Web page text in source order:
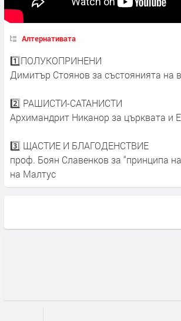
Алтернативата
1️⃣ПОЛУКОПРИНЕНИ
Димитър Стоянов за състоянията на
2️⃣ РАШИСТИ-САТАНИСТИ
Архимандрит Никанор за църквата и
3️⃣ ЩАСТИЕ И БЛАГОДЕНСТВИЕ
проф. Боян Славенков за “принципа
на Малтус